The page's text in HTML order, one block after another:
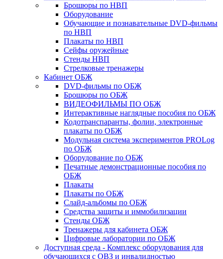
Брошюры по НВП
Оборудование
Обучающие и познавательные DVD-фильмы
по НВП
Плакаты по НВП
Сейфы оружейные
Стенды НВП
Стрелковые тренажеры
Кабинет ОБЖ
DVD-фильмы по ОБЖ
Брошюры по ОБЖ
ВИДЕОФИЛЬМЫ ПО ОБЖ
Интерактивные наглядные пособия по ОБЖ
Кодотранспаранты, фолии, электронные
плакаты по ОБЖ
Модульная система экспериментов PROLog
по ОБЖ
Оборудование по ОБЖ
Печатные демонстрационные пособия по
ОБЖ
Плакаты
Плакаты по ОБЖ
Слайд-альбомы по ОБЖ
Средства защиты и иммобилизации
Стенды ОБЖ
Тренажеры для кабинета ОБЖ
Цифровые лаборатории по ОБЖ
Доступная среда - Комплекс оборудования для
обучающихся с ОВЗ и инвалидностью